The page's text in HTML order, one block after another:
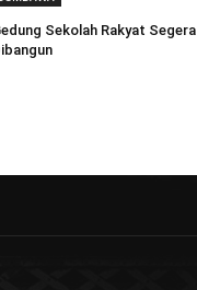
Sekolah Rakyat Segera